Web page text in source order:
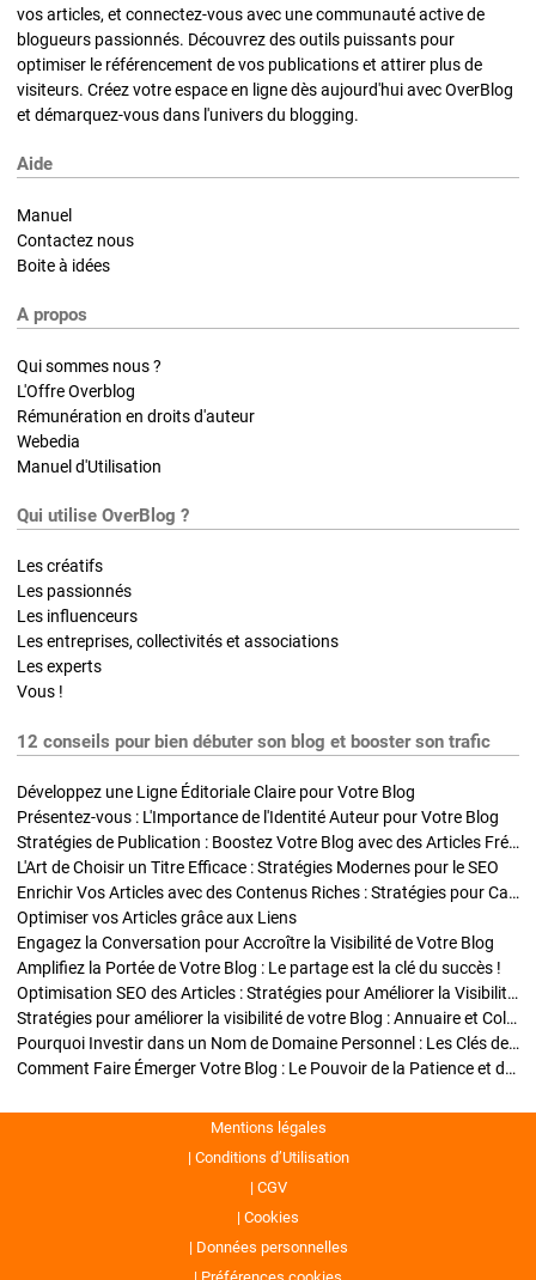
vos articles, et connectez-vous avec une communauté active de
blogueurs passionnés. Découvrez des outils puissants pour
optimiser le référencement de vos publications et attirer plus de
visiteurs. Créez votre espace en ligne dès aujourd'hui avec OverBlog
et démarquez-vous dans l'univers du blogging.
Aide
Manuel
Contactez nous
Boite à idées
A propos
Qui sommes nous ?
L'Offre Overblog
Rémunération en droits d'auteur
Webedia
Manuel d'Utilisation
Qui utilise OverBlog ?
Les créatifs
Les passionnés
Les influenceurs
Les entreprises, collectivités et associations
Les experts
Vous !
12 conseils pour bien débuter son blog et booster son trafic
Développez une Ligne Éditoriale Claire pour Votre Blog
Présentez-vous : L'Importance de l'Identité Auteur pour Votre Blog
Stratégies de Publication : Boostez Votre Blog avec des Articles Fréquents et Exclusifs
L'Art de Choisir un Titre Efficace : Stratégies Modernes pour le SEO
Enrichir Vos Articles avec des Contenus Riches : Stratégies pour Captiver et Optimiser
Optimiser vos Articles grâce aux Liens
Engagez la Conversation pour Accroître la Visibilité de Votre Blog
Amplifiez la Portée de Votre Blog : Le partage est la clé du succès !
Optimisation SEO des Articles : Stratégies pour Améliorer la Visibilité de Votre Blog
Stratégies pour améliorer la visibilité de votre Blog : Annuaire et Collaborations
Pourquoi Investir dans un Nom de Domaine Personnel : Les Clés de la Réussite de Votre Blog
Comment Faire Émerger Votre Blog : Le Pouvoir de la Patience et de la Persévérance
Mentions légales
Conditions d’Utilisation
CGV
Cookies
Données personnelles